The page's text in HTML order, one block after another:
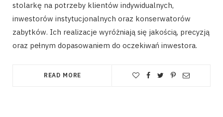
stolarkę na potrzeby klientów indywidualnych,
inwestorów instytucjonalnych oraz konserwatorów
zabytków. Ich realizacje wyróżniają się jakością, precyzją
oraz pełnym dopasowaniem do oczekiwań inwestora.
READ MORE